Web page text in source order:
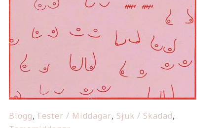
Blogg, Fester / Middagar, Sjuk / Skadad,